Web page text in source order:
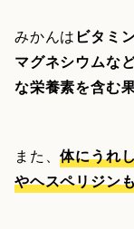
みかんは ビタミ
マグネシウムな
な栄養素を含む
また、体にうれ
やヘスペリジン